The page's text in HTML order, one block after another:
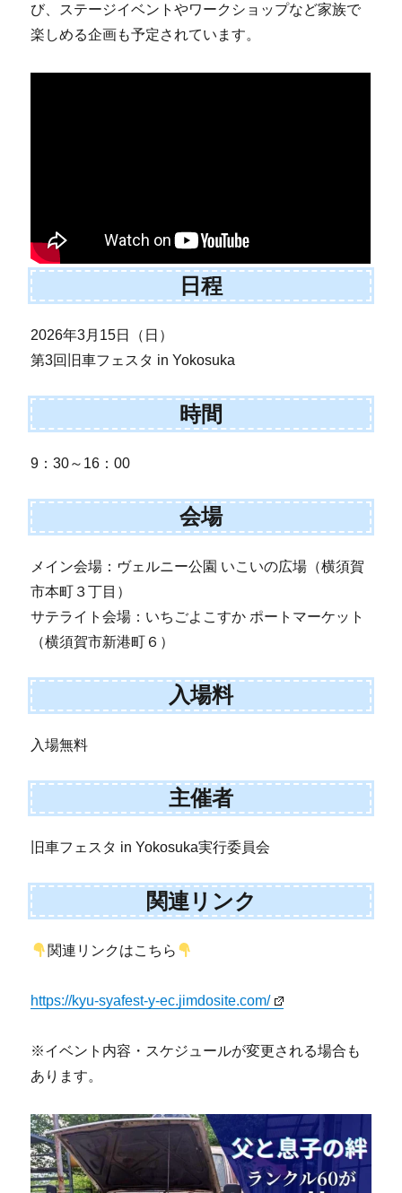
び、ステージイベントやワークショップなど家族で
楽しめる企画も予定されています。
日程
2026年3月15日（日）
第3回旧車フェスタ in Yokosuka
時間
9：30～16：00
会場
メイン会場：ヴェルニー公園 いこいの広場（横須賀
市本町３丁目）
サテライト会場：いちごよこすか ポートマーケット
（横須賀市新港町６）
入場料
入場無料
主催者
旧車フェスタ in Yokosuka実行委員会
関連リンク
関連リンクはこちら
https://kyu-syafest-y-ec.jimdosite.com/
※イベント内容・スケジュールが変更される場合も
あります。